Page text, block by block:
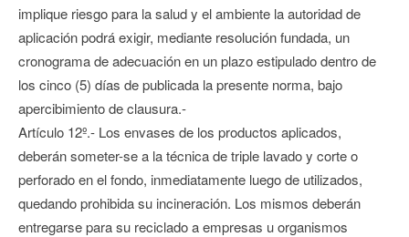
implique riesgo para la salud y el ambiente la autoridad de
aplicación podrá exigir, mediante resolución fundada, un
cronograma de adecuación en un plazo estipulado dentro de
los cinco (5) días de publicada la presente norma, bajo
apercibimiento de clausura.-
Artículo 12º.- Los envases de los productos aplicados,
deberán someter-se a la técnica de triple lavado y corte o
perforado en el fondo, inmediatamente luego de utilizados,
quedando prohibida su incineración. Los mismos deberán
entregarse para su reciclado a empresas u organismos